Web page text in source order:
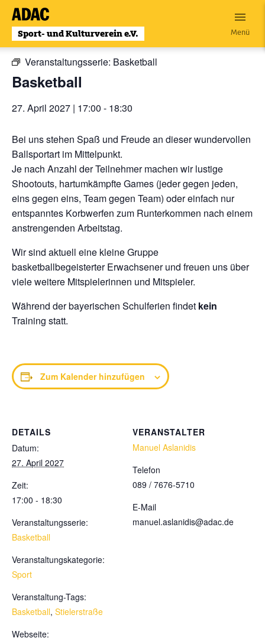
Zum
Inhalt
wechseln
Menü
« Alle Veranstaltungen
Veranstaltungsserie: Basketball
Basketball
27. April 2027 | 17:00 - 18:30
Bei uns stehen Spaß und Freude an dieser wundervollen
Ballsportart im Mittelpunkt.
Je nach Anzahl der Teilnehmer machen wir lustige
Shootouts, hartumkämpfte Games (jeder gegen jeden,
eins gegen eins, Team gegen Team) oder einfach nur
entspanntes Korbwerfen zum Runterkommen nach einem
anstrengenden Arbeitstag.
Wir sind aktuell eine kleine Gruppe
basketballbegeisterter Erwachsener und freuen uns über
viele weitere Mitspielerinnen und Mitspieler.
Während der bayerischen Schulferien findet kein
Training statt.
Zum Kalender hinzufügen
DETAILS
Datum:
27. April 2027
Zeit:
17:00 - 18:30
Veranstaltungsserie:
Basketball
Veranstaltungskategorie:
Sport
Veranstaltung-Tags:
Basketball, Stielerstraße
Webseite:
VERANSTALTER
Manuel Aslanidis
Telefon
089 / 7676-5710
E-Mail
manuel.aslanidis@adac.de